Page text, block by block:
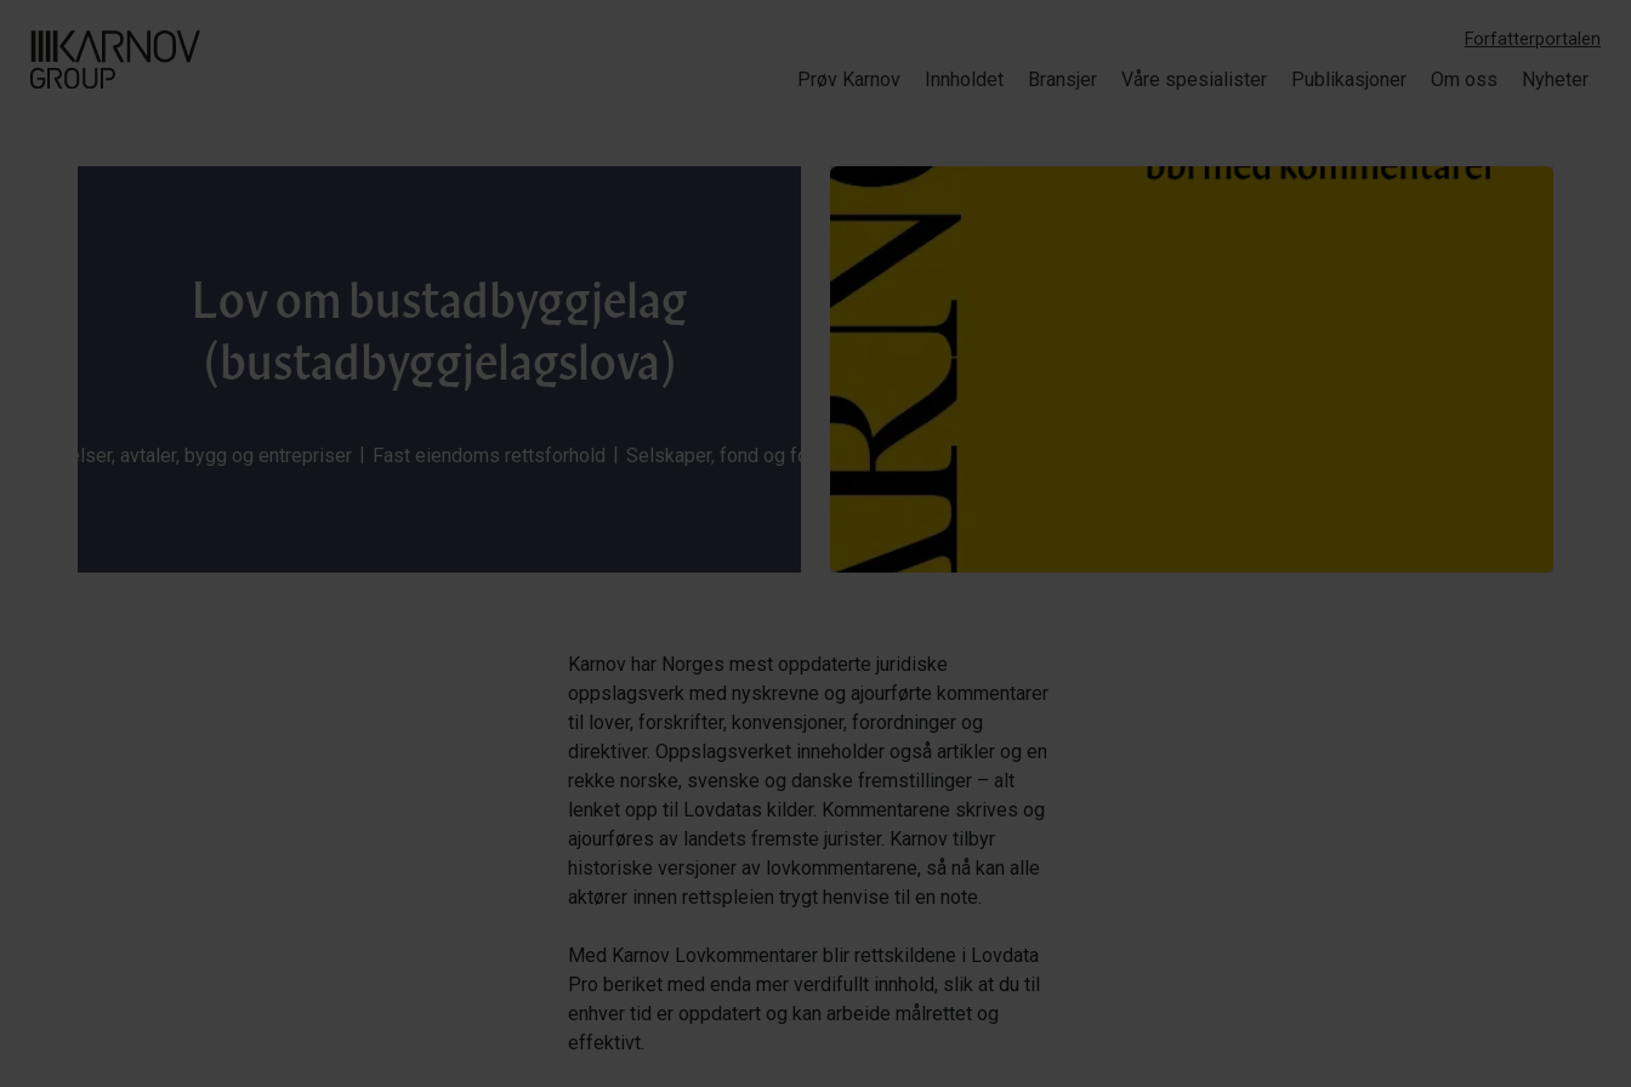
Forfatterportalen
Prøv Karnov Innholdet Bransjer Våre spesialister Publikasjoner Om oss Nyheter
Lov om bustadbyggjelag
(bustadbyggjelagslova)
| |
Karnov har Norges mest oppdaterte juridiske
oppslagsverk med nyskrevne og ajourførte kommentarer
til lover, forskrifter, konvensjoner, forordninger og
direktiver. Oppslagsverket inneholder også artikler og en
rekke norske, svenske og danske fremstillinger – alt
lenket opp til Lovdatas kilder. Kommentarene skrives og
ajourføres av landets fremste jurister. Karnov tilbyr
historiske versjoner av lovkommentarene, så nå kan alle
aktører innen rettspleien trygt henvise til en note.
Med Karnov Lovkommentarer blir rettskildene i Lovdata
Pro beriket med enda mer verdifullt innhold, slik at du til
enhver tid er oppdatert og kan arbeide målrettet og
effektivt.